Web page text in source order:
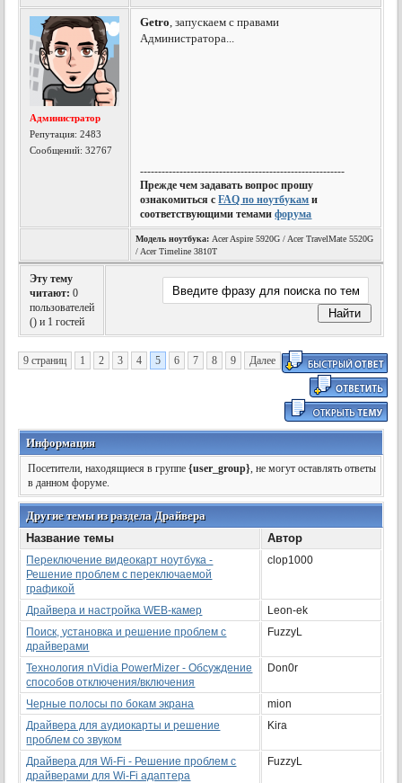
Администратор
Репутация:2483
Сообщений: 32767
Getro, запускаем с правами
Администратора...
---------------------------------------------------------
Прежде чем задавать вопрос прошу
ознакомиться сFAQ по ноутбукам и
соответствующими темамифорума
Модель ноутбука: Acer Aspire 5920G / Acer TravelMate 5520G
/ Acer Timeline 3810T
Эту тему
читают: 0
пользователей
() и 1 гостей
9 страниц 1 2 3 4 5 6 7 8 9 Далее
Информация
Посетители, находящиеся в группе{user_group}, не могут оставлять ответы
в данном форуме.
Другие темы из раздела Драйвера
Название темы
Автор
Переключение видеокарт ноутбука -
Решение проблем с переключаемой
графикой
clop1000
Драйвера и настройка WEB-камер
Leon-ek
Поиск, установка и решение проблем с
драйверами
FuzzyL
Технология nVidia PowerMizer - Обсуждение
способов отключения/включения
Don0r
Черные полосы по бокам экрана
mion
Драйвера для аудиокарты и решение
проблем со звуком
Kira
Драйвера для Wi-Fi - Решение проблем с
драйверами для Wi-Fi адаптера
FuzzyL